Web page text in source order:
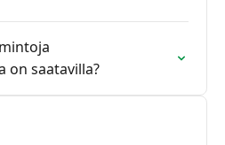
on saatavilla?